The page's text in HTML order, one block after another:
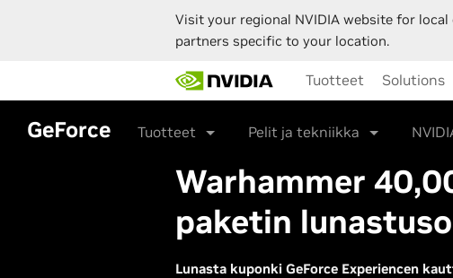
Visit your regional NVIDIA website for
partners specific to your location.
main
content
Tuotteet Solutions
GeForce Tuotteet Pelit ja tekniikka
Warhammer
paketin
Lunasta kuponki GeForce Experiencen